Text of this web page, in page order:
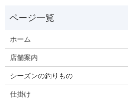
ホーム
店舗案内
シーズンの釣りもの
仕掛け